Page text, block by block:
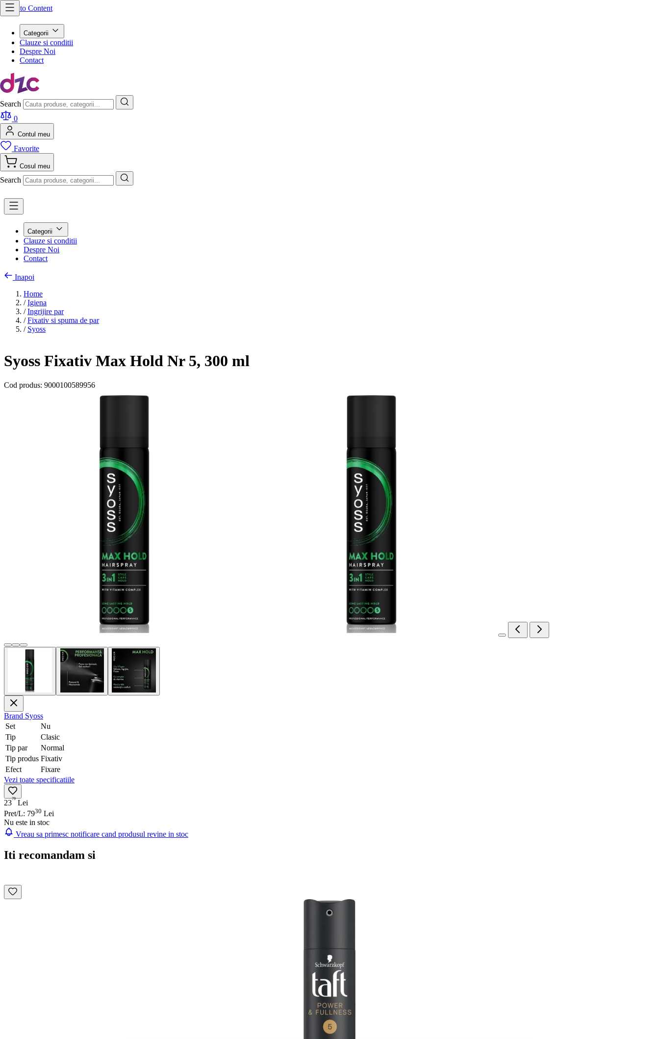
Skip to Content
Categorii
Clauze si conditii
Despre Noi
Contact
Search
0
Contul meu
Favorite
Cosul meu
Search
Categorii
Clauze si conditii
Despre Noi
Contact
Inapoi
Home
/ Igiena
/ Ingrijire par
/ Fixativ si spuma de par
/ Syoss
Syoss Fixativ Max Hold Nr 5, 300 ml
Cod produs: 9000100589956
Brand Syoss
Set
Nu
Tip
Clasic
Tip par
Normal
Tip produs Fixativ
Efect
Fixare
Vezi toate specificatiile
2379 Lei
Pret/L: 7930 Lei
Nu este in stoc
Vreau sa primesc notificare cand produsul revine in stoc
Iti recomandam si